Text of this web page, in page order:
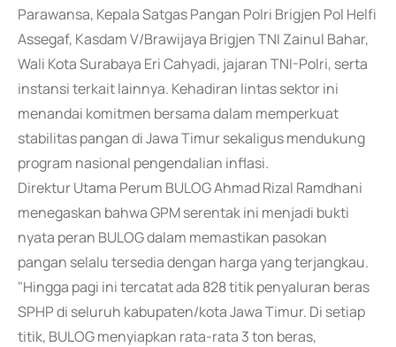
Parawansa, Kepala Satgas Pangan Polri Brigjen Pol Helfi
Assegaf, Kasdam V/Brawijaya Brigjen TNI Zainul Bahar,
Wali Kota Surabaya Eri Cahyadi, jajaran TNI-Polri, serta
instansi terkait lainnya. Kehadiran lintas sektor ini
menandai komitmen bersama dalam memperkuat
stabilitas pangan di Jawa Timur sekaligus mendukung
program nasional pengendalian inflasi.
Direktur Utama Perum BULOG Ahmad Rizal Ramdhani
menegaskan bahwa GPM serentak ini menjadi bukti
nyata peran BULOG dalam memastikan pasokan
pangan selalu tersedia dengan harga yang terjangkau.
"Hingga pagi ini tercatat ada 828 titik penyaluran beras
SPHP di seluruh kabupaten/kota Jawa Timur. Di setiap
titik, BULOG menyiapkan rata-rata 3 ton beras,